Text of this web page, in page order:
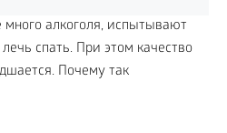
алкоголя, испытывают
спать. При этом качество
Почему так